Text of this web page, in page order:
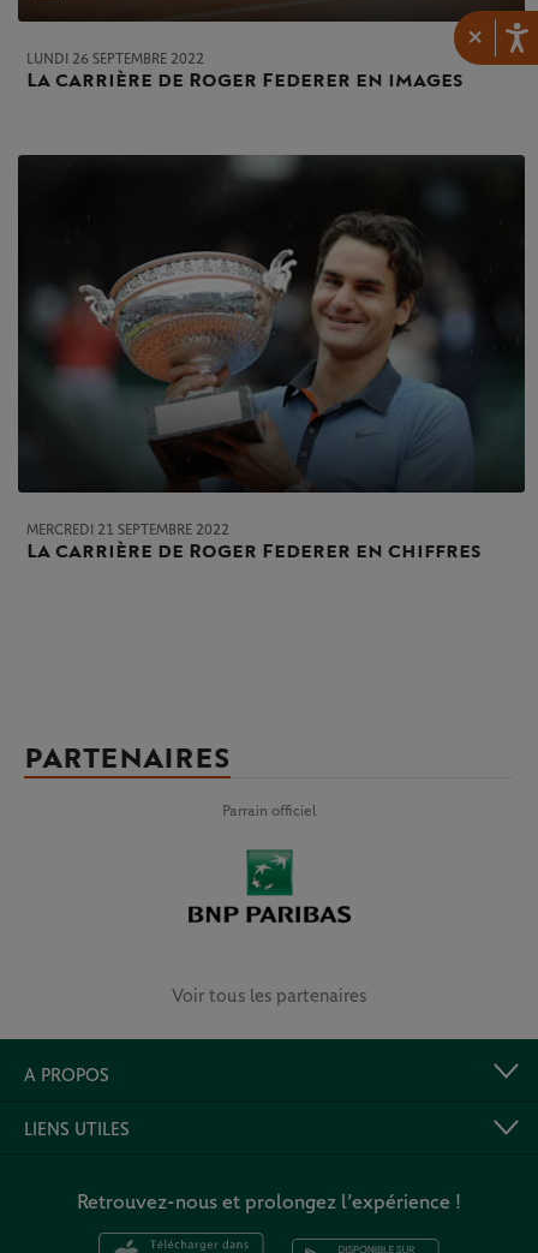
×
LUNDI 26 SEPTEMBRE 2022
La carrière de Roger Federer en images
MERCREDI 21 SEPTEMBRE 2022
La carrière de Roger Federer en chiffres
PARTENAIRES
Parrain officiel
Voir tous les partenaires
A PROPOS
LIENS UTILES
Retrouvez-nous et prolongez l’expérience !